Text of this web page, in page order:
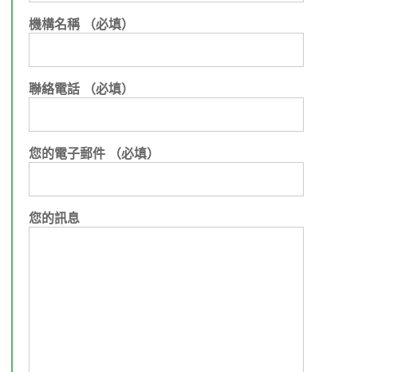
機構名稱 （必填）
聯絡電話 （必填）
您的電子郵件 （必填）
您的訊息